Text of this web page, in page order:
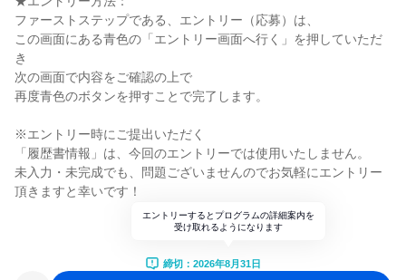
ファーストステップである、エントリー（応募）は、
この画面にある青色の「エントリー画面へ行く」を押していただ
き
次の画面で内容をご確認の上で
再度青色のボタンを押すことで完了します。
※エントリー時にご提出いただく
「履歴書情報」は、今回のエントリーでは使用いたしません。
未入力・未完成でも、問題ございませんのでお気軽にエントリー
頂きますと幸いです！
エントリーするとプログラムの詳細案内を
受け取れるようになります
締切：2026年8月31日